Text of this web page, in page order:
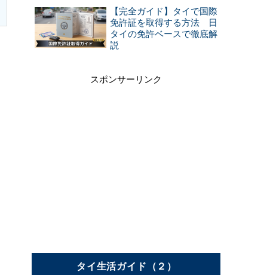
【完全ガイド】タイで国際
免許証を取得する方法 日
タイの免許ベースで徹底解
説
スポンサーリンク
タイ生活ガイド（２）